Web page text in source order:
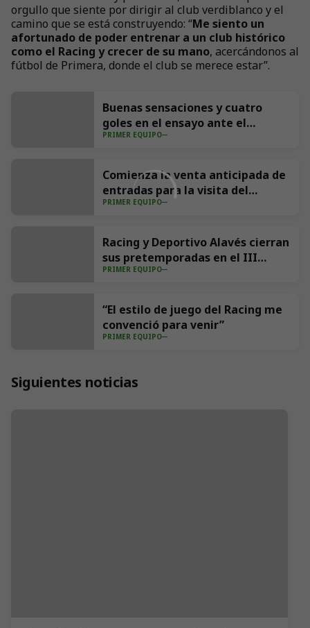
orgullo que siente por dirigir al club verdiblanco y el
camino que se está construyendo: “Me siento un
afortunado de poder entrenar a un club histórico
como el Racing y crecer de su mano, acercándonos al
fútbol de Primera, donde el club se merece estar”.
Buenas sensaciones y cuatro
goles en el ensayo ante el
Sporting (4-1)
PRIMER EQUIPO
Comienza la venta anticipada de
entradas para la visita del
Villarreal CF a los Campos de
PRIMER EQUIPO
Racing y Deportivo Alavés cierran
sus pretemporadas en el III
Trofeo Nando Yosu
PRIMER EQUIPO
“El estilo de juego del Racing me
convenció para venir”
PRIMER EQUIPO
Siguientes noticias